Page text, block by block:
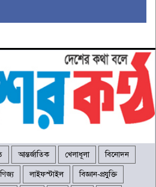
কাঁধখোলা গাউনে নজর কাড়লেন
নুসরাত ফারিয়া
অ্যাটাকের উচ্চ ঝুঁকি আছে?
আন্তর্জাতিক খেলাধূলা বিনোদন
লাইফস্টাইল বিজ্ঞান-প্রযুক্তি